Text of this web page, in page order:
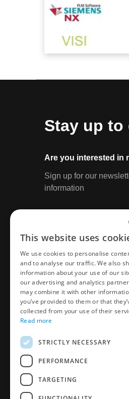
Stay up to
Are you interested in
Sign up for our
information
Company
About Us
Why DME
This website uses
We use cookies to personalise
and to analyse our traffic. We also
information about your use of our
our advertising and analytics
may combine it with other
you’ve provided to them or that
collected from your use of their
Read more
STRICTLY NECESSARY
PERFORMANCE
TARGETING